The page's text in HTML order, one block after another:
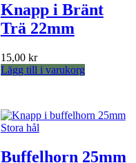
Knapp i Bränt
Trä 22mm
15,00 kr
Lägg till i varukorg
Buffelhorn 25mm